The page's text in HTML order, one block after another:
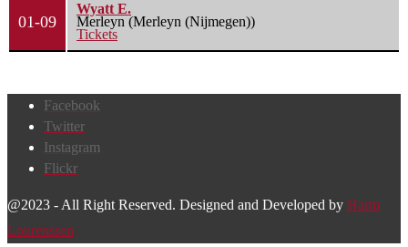
01-09
Wyatt E.
Merleyn (Merleyn (Nijmegen))
Tickets
Facebook
Twitter
Instagram
Flickr
@2023 - All Right Reserved. Designed and Developed by Harm
Lourenssen